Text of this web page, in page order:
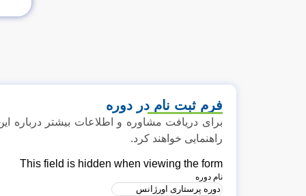
فرم ثبت نام در دوره
برای دریافت مشاوره و اطلاعات بیشتر درباره
راهنمایی خواهند کرد.
This field is hidden when viewing the form
نام دوره